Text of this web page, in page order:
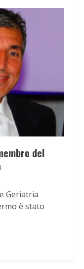
del
Geriatria
è stato